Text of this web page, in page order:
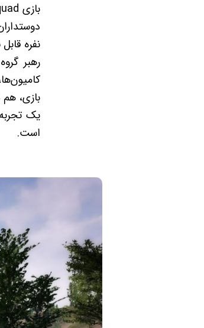
رهبر
بازی،
یک
است.